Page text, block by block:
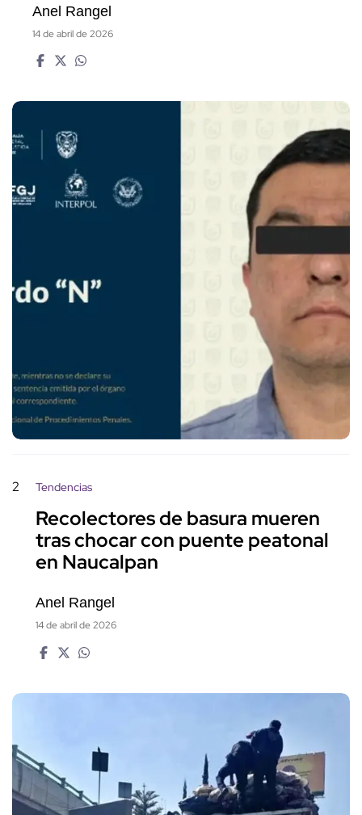
Anel Rangel
14 de abril de 2026
2 Tendencias
Recolectores de basura mueren
tras chocar con puente peatonal
en Naucalpan
Anel Rangel
14 de abril de 2026